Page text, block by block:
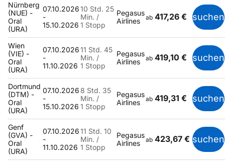
Nürnberg
(NUE) -
Oral
(URA)
07.10.2026
-
15.10.2026
10 Std. 25
Min. /
1 Stopp
Pegasus
Airlines
ab 417,26 € suchen
Wien
(VIE) -
Oral
(URA)
07.10.2026
-
11.10.2026
11 Std. 45
Min. /
1 Stopp
Pegasus
Airlines
ab 419,10 € suchen
Dortmund
(DTM) -
Oral
(URA)
07.10.2026
-
15.10.2026
8 Std. 35
Min. /
1 Stopp
Pegasus
Airlines
ab 419,31 € suchen
Genf
(GVA) -
Oral
(URA)
07.10.2026
-
11.10.2026
11 Std. 10
Min. /
1 Stopp
Pegasus
Airlines
ab 423,67 € suchen